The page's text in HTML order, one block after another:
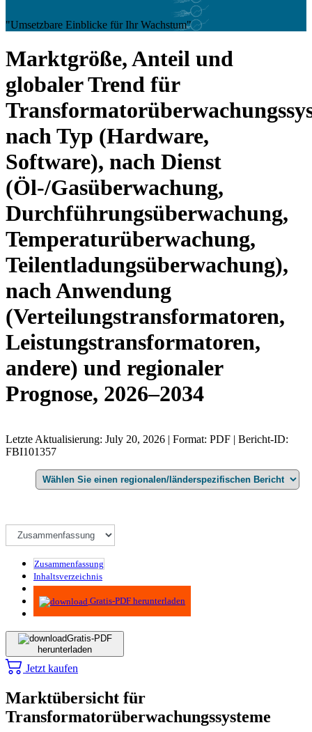
"Umsetzbare Einblicke für Ihr Wachstum"
Marktgröße, Anteil und
globaler Trend für
nach Typ (Hardware,
Software), nach Dienst
(Öl-/Gasüberwachung,
Durchführungsüberwachung,
Temperaturüberwachung,
Teilentladungsüberwachung),
nach Anwendung
(Verteilungstransformatoren,
Leistungstransformatoren,
andere) und regionaler
Prognose, 2026–2034
Letzte Aktualisierung: July 20, 2026 | Format: PDF | Bericht-ID:
FBI101357
Zusammenfassung
Inhaltsverzeichnis
Methodik
Gratis-PDF herunterladen
Gratis-PDF
herunterladen
Jetzt kaufen
Marktübersicht für
Transformatorüberwachungssysteme